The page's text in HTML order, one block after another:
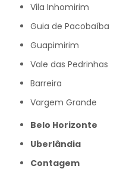
Vila Inhomirim
Guia de Pacobaíba
Guapimirim
Vale das Pedrinhas
Barreira
Vargem Grande
Belo Horizonte
Uberlândia
Contagem